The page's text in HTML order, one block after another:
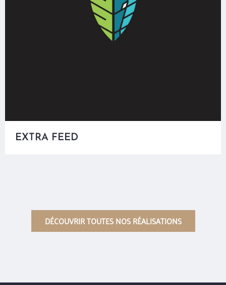
EXTRA FEED
DÉCOUVRIR TOUTES NOS RÉALISATIONS